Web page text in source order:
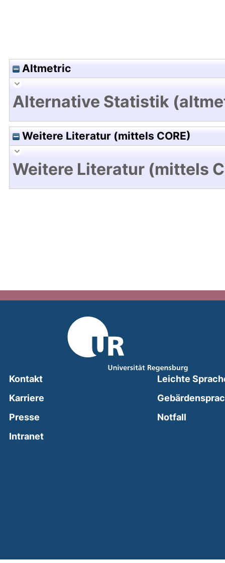
Altmetric
Alternative Statistik
Weitere Literatur (mittels CORE)
Weitere Literatur (mittels
Kontakt
Karriere
Presse
Intranet(external link, opens in a new window)
Leichte
Notfall